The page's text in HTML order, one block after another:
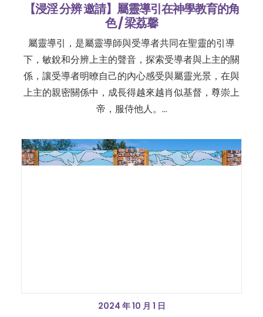
【浸淫 分辨 邀請】屬靈導引在神學教育的角
色 / 梁荔馨
屬靈導引，是屬靈導師與受導者共同在聖靈的引導
下，敏銳和分辨上主的聲音，探索受導者與上主的關
係，讓受導者明暸自己的內心感受與屬靈光景，在與
上主的親密關係中，成長得越來越肖似基督，尊崇上
帝，服侍他人。…
2024 年 10 月 1 日